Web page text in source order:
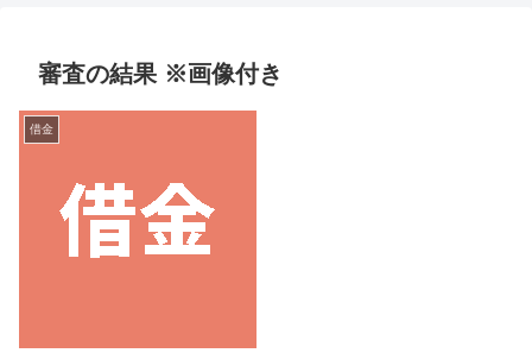
審査の結果 ※画像付き
借金